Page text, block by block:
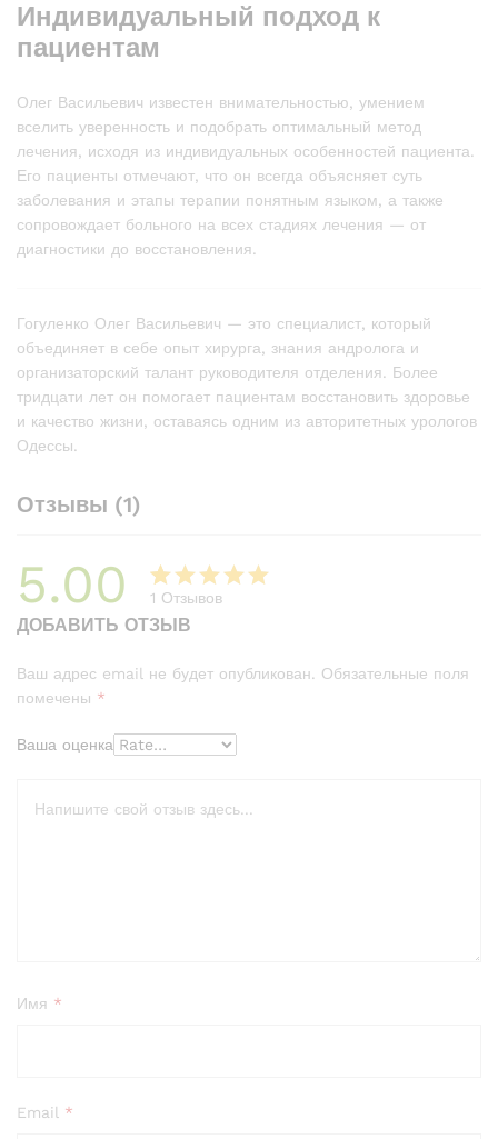
Индивидуальный подход к
пациентам
Олег Васильевич известен внимательностью, умением
вселить уверенность и подобрать оптимальный метод
лечения, исходя из индивидуальных особенностей пациента.
Его пациенты отмечают, что он всегда объясняет суть
заболевания и этапы терапии понятным языком, а также
сопровождает больного на всех стадиях лечения — от
диагностики до восстановления.
Гогуленко Олег Васильевич — это специалист, который
объединяет в себе опыт хирурга, знания андролога и
организаторский талант руководителя отделения. Более
тридцати лет он помогает пациентам восстановить здоровье
и качество жизни, оставаясь одним из авторитетных урологов
Одессы.
Отзывы (1)
5.00
Рейтинг
5.00
на основе
1
еля
1 Отзывов
ДОБАВИТЬ ОТЗЫВ
Ваш адрес email не будет опубликован. Обязательные поля
помечены *
Ваша оценка
Имя *
Email *